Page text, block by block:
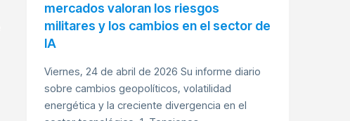
mercados valoran los riesgos
militares y los cambios en el sector de
IA
Viernes, 24 de abril de 2026 Su informe diario
sobre cambios geopolíticos, volatilidad
energética y la creciente divergencia en el